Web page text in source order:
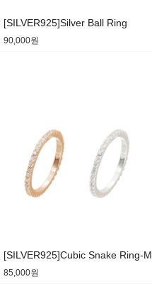
[SILVER925]Silver Ball Ring
90,000원
[SILVER925]Cubic Snake Ring-M
85,000원